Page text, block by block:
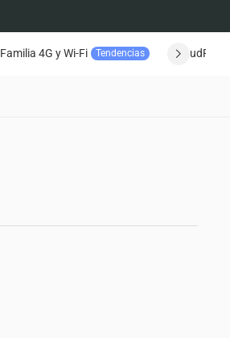
Familia 4G y Wi-Fi Tendencias CloudPlay